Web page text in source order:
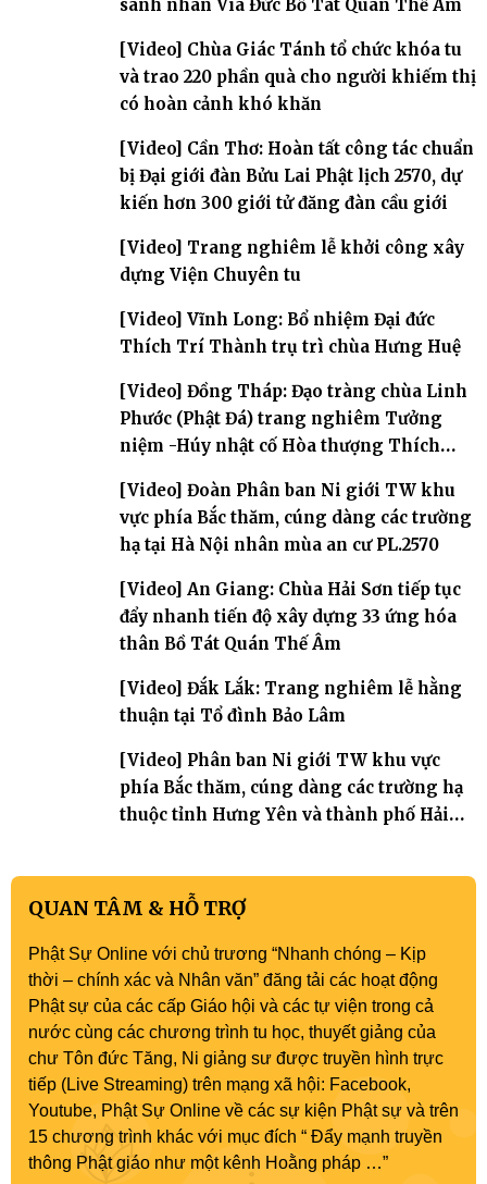
sanh nhân Vía Đức Bồ Tát Quán Thế Âm
[Video] Chùa Giác Tánh tổ chức khóa tu
và trao 220 phần quà cho người khiếm thị
có hoàn cảnh khó khăn
[Video] Cần Thơ: Hoàn tất công tác chuẩn
bị Đại giới đàn Bửu Lai Phật lịch 2570, dự
kiến hơn 300 giới tử đăng đàn cầu giới
[Video] Trang nghiêm lễ khởi công xây
dựng Viện Chuyên tu
[Video] Vĩnh Long: Bổ nhiệm Đại đức
Thích Trí Thành trụ trì chùa Hưng Huệ
[Video] Đồng Tháp: Đạo tràng chùa Linh
Phước (Phật Đá) trang nghiêm Tưởng
niệm -Húy nhật cố Hòa thượng Thích
[Video] Đoàn Phân ban Ni giới TW khu
vực phía Bắc thăm, cúng dàng các trường
hạ tại Hà Nội nhân mùa an cư PL.2570
[Video] An Giang: Chùa Hải Sơn tiếp tục
đẩy nhanh tiến độ xây dựng 33 ứng hóa
thân Bồ Tát Quán Thế Âm
[Video] Đắk Lắk: Trang nghiêm lễ hằng
thuận tại Tổ đình Bảo Lâm
[Video] Phân ban Ni giới TW khu vực
phía Bắc thăm, cúng dàng các trường hạ
thuộc tỉnh Hưng Yên và thành phố Hải
QUAN TÂM & HỖ TRỢ
Phật Sự Online với chủ trương “Nhanh chóng – Kịp
thời – chính xác và Nhân văn” đăng tải các hoạt động
Phật sự của các cấp Giáo hội và các tự viện trong cả
nước cùng các chương trình tu học, thuyết giảng của
chư Tôn đức Tăng, Ni giảng sư được truyền hình trực
tiếp (Live Streaming) trên mạng xã hội: Facebook,
Youtube, Phật Sự Online về các sự kiện Phật sự và trên
15 chương trình khác với mục đích “ Đẩy mạnh truyền
thông Phật giáo như một kênh Hoằng pháp …”